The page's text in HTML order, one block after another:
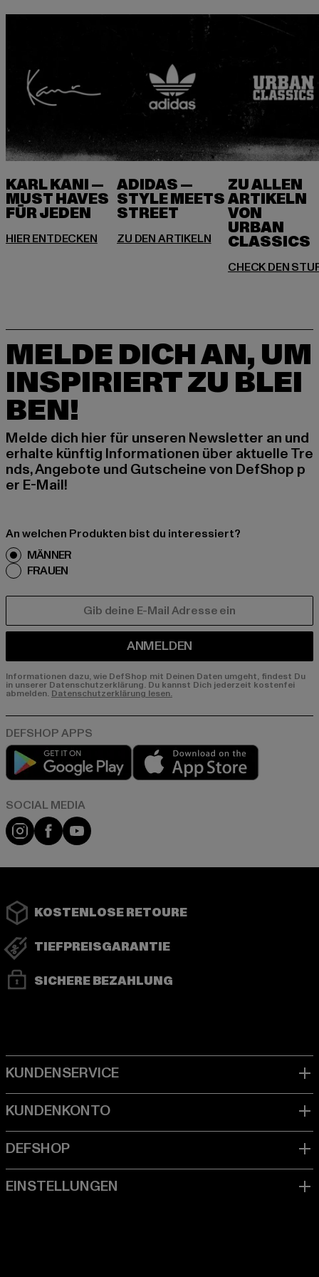
KARL KANI —
MUST HAVES
FÜR JEDEN
ADIDAS —
STYLE MEETS
ZU ALLEN
ARTIKELN
VON
URBAN
MELDE DICH AN, UM
INSPIRIERT ZU BLEI
BEN!
Melde dich hier für unseren Newsletter an und
erhalte künftig Informationen über aktuelle Tre
nds, Angebote und Gutscheine von DefShop p
er E-Mail!
An welchen Produkten bist du interessiert?
MÄNNER
FRAUEN
ANMELDEN
Informationen dazu, wie DefShop mit Deinen Daten umgeht, findest Du
in unserer Datenschutzerklärung. Du kannst Dich jederzeit kostenfei
abmelden. Datenschutzerklärung lesen.
Play market
Instagram
FacebookYouTube
KOSTENLOSE RETOURE
TIEFPREISGARANTIE
SICHERE BEZAHLUNG